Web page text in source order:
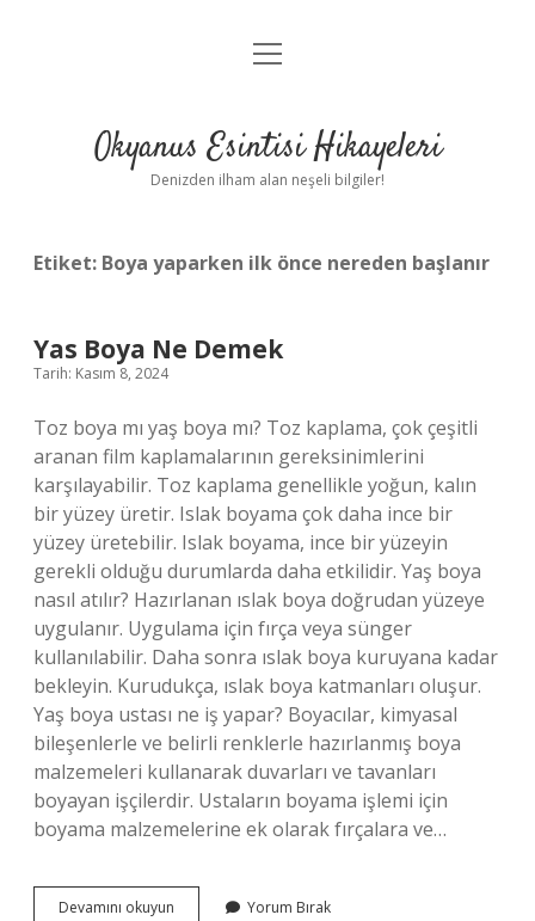
Anasayfa
Yasal Uyarı
menüyü
Okyanus Esintisi Hikayeleri
Denizden ilham alan neşeli bilgiler!
Etiket: Boya yaparken ilk önce nereden başlanır
Yas Boya Ne Demek
Tarih: Kasım 8, 2024
Toz boya mı yaş boya mı? Toz kaplama, çok çeşitli
aranan film kaplamalarının gereksinimlerini
karşılayabilir. Toz kaplama genellikle yoğun, kalın
bir yüzey üretir. Islak boyama çok daha ince bir
yüzey üretebilir. Islak boyama, ince bir yüzeyin
gerekli olduğu durumlarda daha etkilidir. Yaş boya
nasıl atılır? Hazırlanan ıslak boya doğrudan yüzeye
uygulanır. Uygulama için fırça veya sünger
kullanılabilir. Daha sonra ıslak boya kuruyana kadar
bekleyin. Kurudukça, ıslak boya katmanları oluşur.
Yaş boya ustası ne iş yapar? Boyacılar, kimyasal
bileşenlerle ve belirli renklerle hazırlanmış boya
malzemeleri kullanarak duvarları ve tavanları
boyayan işçilerdir. Ustaların boyama işlemi için
boyama malzemelerine ek olarak fırçalara ve…
Devamını okuyun Yorum Bırak